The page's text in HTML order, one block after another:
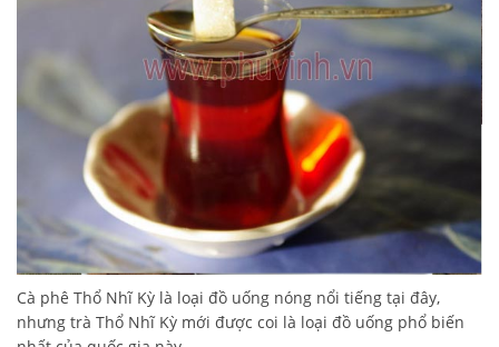
Cà phê Thổ Nhĩ Kỳ là loại đồ uống nóng nổi tiếng tại đây,
nhưng trà Thổ Nhĩ Kỳ mới được coi là loại đồ uống phổ biến